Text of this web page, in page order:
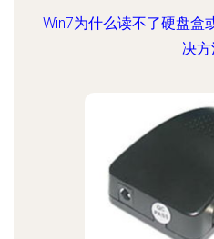
Win7为什么读不了硬盘盒
决